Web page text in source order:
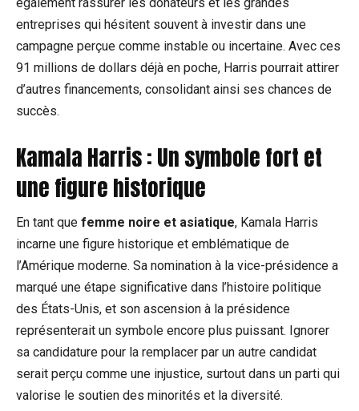
entreprises qui hésitent souvent à investir dans une
campagne perçue comme instable ou incertaine. Avec ces
91 millions de dollars déjà en poche, Harris pourrait attirer
d’autres financements, consolidant ainsi ses chances de
succès.
Kamala Harris : Un symbole fort et
une figure historique
En tant que femme noire et asiatique, Kamala Harris
incarne une figure historique et emblématique de
l’Amérique moderne. Sa nomination à la vice-présidence a
marqué une étape significative dans l’histoire politique
des États-Unis, et son ascension à la présidence
représenterait un symbole encore plus puissant. Ignorer
sa candidature pour la remplacer par un autre candidat
serait perçu comme une injustice, surtout dans un parti qui
valorise le soutien des minorités et la diversité.